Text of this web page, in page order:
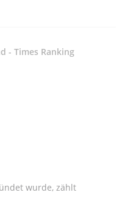
- Times Ranking
wurde, zählt